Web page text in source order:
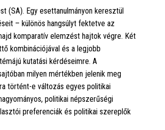
(SA). Egy esettanulmányon keresztül
– különös hangsúlyt fektetve az
komparatív elemzést hajtok végre. Két
kombinációjával és a legjobb
kutatási kérdéseimre. A
milyen mértékben jelenik meg
történt-e változás egyes politikai
politikai népszerűségi
preferenciák és politikai szereplők